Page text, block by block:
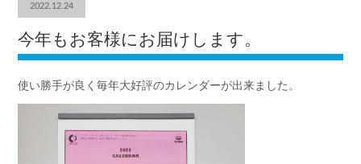
2022.12.24
今年もお客様にお届けします。
使い勝手が良く毎年大好評のカレンダーが出来ました。